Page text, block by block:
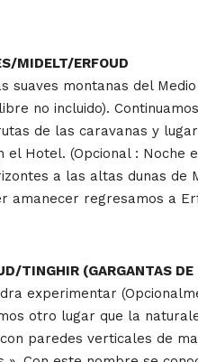
MIDELT/ERFOUD
suaves montanas del
no incluido).
de las caravanas y
el Hotel. (Opcional :
a las altas dunas de
amanecer regresamos a
TINGHIR (GARGANTAS
experimentar
otro lugar que la
paredes verticales de